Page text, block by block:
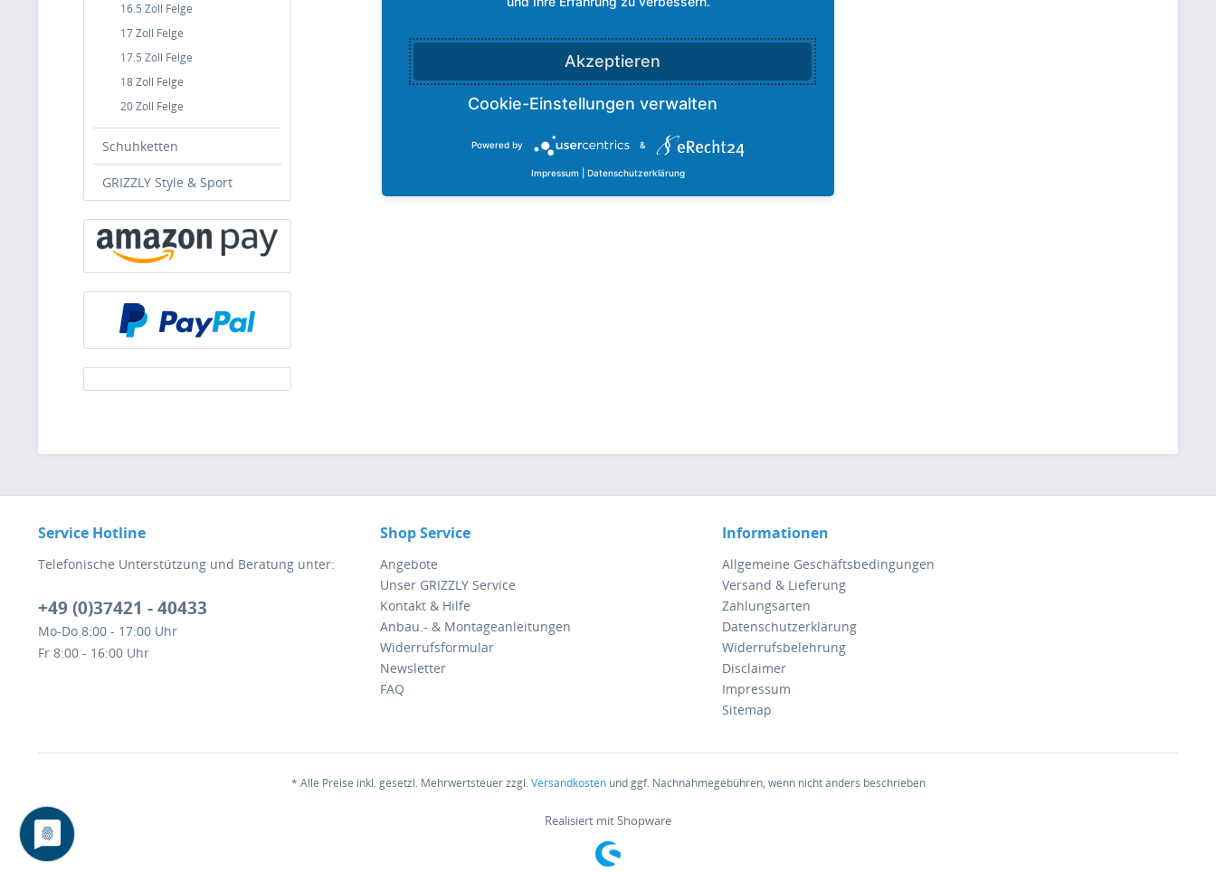
16.5 Zoll Felge
17 Zoll Felge
17.5 Zoll Felge
18 Zoll Felge
20 Zoll Felge
Schuhketten
GRIZZLY Style & Sport
Service Hotline
Telefonische Unterstützung und Beratung unter:
+49 (0)37421 - 40433
Mo-Do 8:00 - 17:00 Uhr
Fr 8:00 - 16:00 Uhr
Shop Service
Angebote
Unser GRIZZLY Service
Kontakt & Hilfe
Anbau.- & Montageanleitungen
Widerrufsformular
Newsletter
FAQ
Informationen
Allgemeine Geschäftsbedingungen
Versand & Lieferung
Zahlungsarten
Datenschutzerklärung
Widerrufsbelehrung
Disclaimer
Impressum
Sitemap
* Alle Preise inkl. gesetzl. Mehrwertsteuer zzgl.Versandkostenund ggf. Nachnahmegebühren, wenn nicht anders beschrieben
Realisiert mit Shopware
Akzeptieren
Powered by &
Impressum Datenschutzerklärung